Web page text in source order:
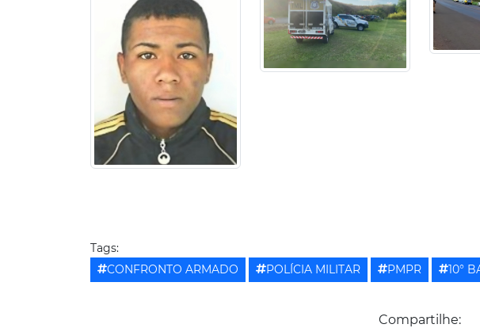
Tags:
CONFRONTO ARMADO
POLÍCIA MILITAR PMPR 10°
Compartilhe: